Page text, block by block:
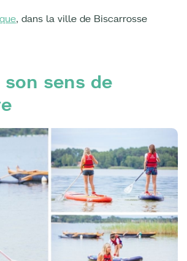
, dans la ville de Biscarrosse
sens de